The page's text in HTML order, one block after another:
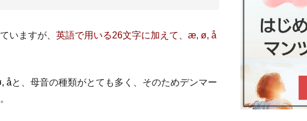
光景
デンマークのCPRナンバー
続き方法
いますが、 英語で用いる26文字に加えて、æ, ø, å
åと、母音の種類がとても多く、そのためデンマー